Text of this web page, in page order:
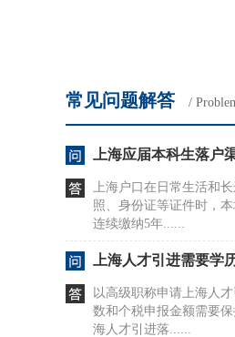
常见问题解答 /
上海应届本科生落户
上海户口在日常生活和
照、身份证等证件时，
连续缴纳5年......
上海人才引进需要学
以高级职称申请上海人
数和个税申报金额需要
海人才引进落......